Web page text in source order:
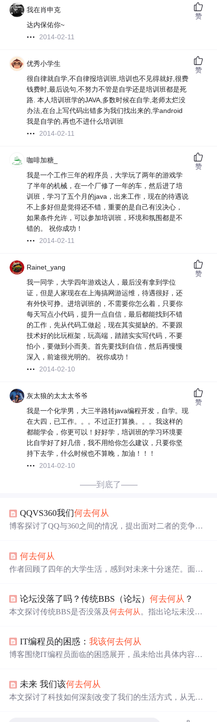
我在肖申克
达内保佑你~
2014-02-11
赞
优秀小学生
很自律就自学,不自律报培训班,培训也不见得就好,很费
钱费时,最后说句,不努力不管是自学还是培训班都是死
路. 本人培训班学的JAVA,多数时候在自学,老师太烂没
办法,在台上写代码出错多为我们找出来的,学android
我是自学的,再也不进什么培训班
2014-02-11
赞
咖啡加糖_
我是一个工作三年的程序员，大学玩了两年的游戏学
了半年的机械，在一个厂修了一年的车，然后进了培
训班，学习了五个月的java，出来工作，现在的待遇说
不上多好但是觉得还不错，重要的是自己有没决心，
如果条件允许，可以参加培训班，环境和氛围都是不
错的。 祝你成功！
2014-02-11
赞
Rainet_yang
我一同学，大学四年游戏达人，最后没有拿到学位
证，但是人家现在在上海搞网游运维，待遇很好，还
有外快可挣。进培训班的，不需要你怎么着，只要你
每天写点小代码，提升一点自信，最后都能找到不错
的工作，先从代码工做起，现在其实挺缺的。不要跟
技术好的比玩框架，玩高端，踏踏实实写代码，不要
怕小，要做到小而美。首先要找到自信，然后再慢慢
深入，前途很光明的。 祝你成功！
2014-02-10
赞
灰太狼的太太太爷爷
我是一个化学男，大三半路转java编程开发，自学。现
在大四，已工作。。。不过正打算换。。。我这样的
都能学会，你更可以！好好学，培训班的学习环境要
比自学好了好几倍，我不用给你怎么建议，只要你坚
持下去学，什么时候也不算晚，加油！！！
2014-02-10
赞
——到底了——
QQVS360我们何去何从
博客探讨了QQ与360之间的情况，提出面对二者的竞争态
何去何从
作者回顾了四年的大学生活，感到对未来十分迷茫。面对
论坛没落了吗？传统BBS（论坛）何去何从 ？
本文探讨传统BBS是否没落及何去何从 。指出论坛未没
危机、用户群体难管、收支不平衡等问题，多数论坛因费
用增加、收入不足而关闭。
IT编程员的困惑：我该何去何从
博客围绕IT编程员面临的困惑展开，虽未给出具体内容，
未来 我们该何去何从
本文探讨了科技如何深刻改变了我们的生活方式，从无人